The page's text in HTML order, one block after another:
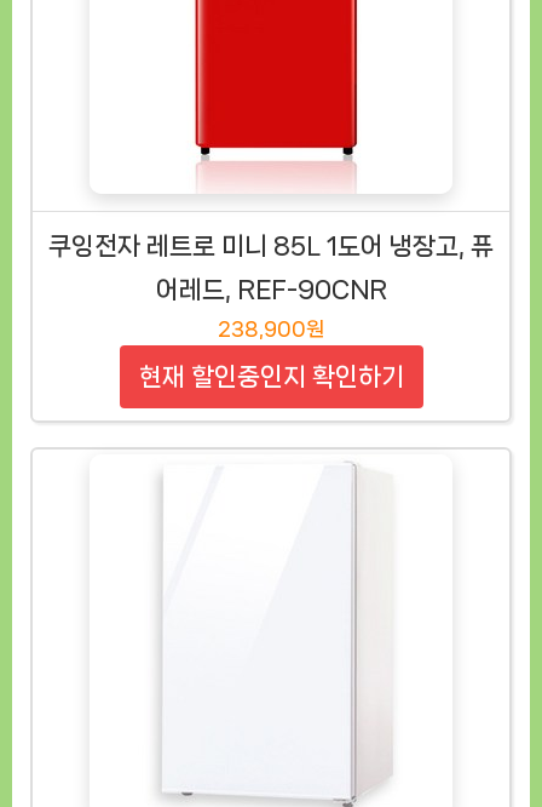
쿠잉전자 레트로 미니 85L 1도어 냉장고, 퓨
어레드, REF-90CNR
238,900원
현재 할인중인지 확인하기